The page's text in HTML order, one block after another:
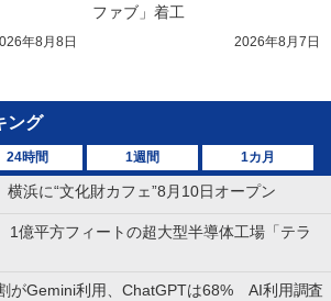
年8月8日
ファブ」着工
2026年8月7日
ング
24時間 1週間 1カ月
横浜に“文化財カフェ”8月10日オープン
1億平方フィートの超大型半導体工場「テラ
がGemini利用、ChatGPTは68% AI利用調査